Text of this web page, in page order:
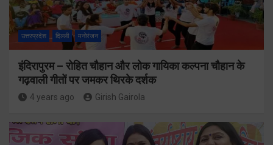
उत्तरप्रदेश दिल्ली मनोरंजन
इंदिरापुरम – रोहित चौहान और लोक गायिका कल्पना चौहान के
गढ़वाली गीतों पर जमकर थिरके दर्शक
4 years ago Girish Gairola